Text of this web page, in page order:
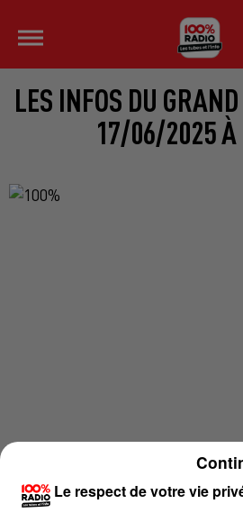
LES INFOS DU
17/06/2025 À
Le respect de votre vie